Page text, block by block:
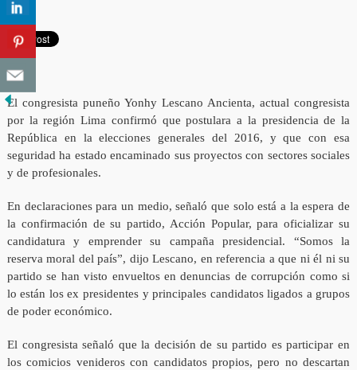
El congresista puneño Yonhy Lescano Ancienta, actual congresista
por la región Lima confirmó que postulara a la presidencia de la
República en la elecciones generales del 2016, y que con esa
seguridad ha estado encaminado sus proyectos con sectores sociales
y de profesionales.
En declaraciones para un medio, señaló que solo está a la espera de
la confirmación de su partido, Acción Popular, para oficializar su
candidatura y emprender su campaña presidencial. “Somos la
reserva moral del país”, dijo Lescano, en referencia a que ni él ni su
partido se han visto envueltos en denuncias de corrupción como si
lo están los ex presidentes y principales candidatos ligados a grupos
de poder económico.
El congresista señaló que la decisión de su partido es participar en
los comicios venideros con candidatos propios, pero no descartan